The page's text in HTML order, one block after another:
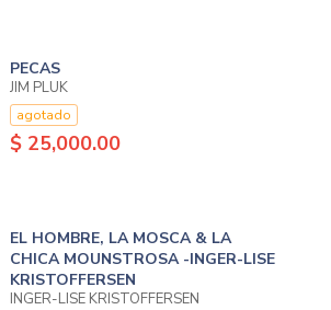
PECAS
JIM PLUK
agotado
$ 25,000.00
EL HOMBRE, LA MOSCA & LA
CHICA MOUNSTROSA -INGER-LISE
KRISTOFFERSEN
INGER-LISE KRISTOFFERSEN